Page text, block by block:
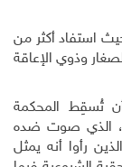
استفاد أكثر من
وذوي الإعاقة
تُسقِط المحكمة
الذي صوت ضده
رأوا أنه يمثل